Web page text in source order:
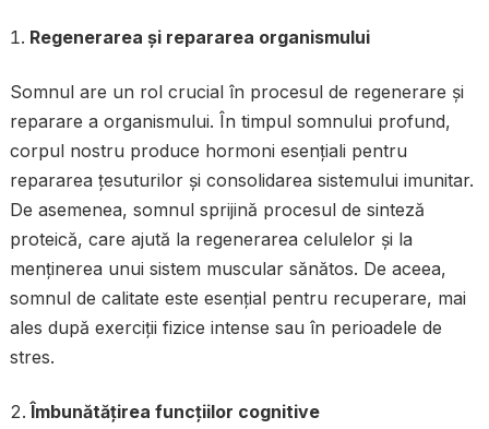
Regenerarea și repararea organismului
Somnul are un rol crucial în procesul de regenerare și
reparare a organismului. În timpul somnului profund,
corpul nostru produce hormoni esențiali pentru
repararea țesuturilor și consolidarea sistemului imunitar.
De asemenea, somnul sprijină procesul de sinteză
proteică, care ajută la regenerarea celulelor și la
menținerea unui sistem muscular sănătos. De aceea,
somnul de calitate este esențial pentru recuperare, mai
ales după exerciții fizice intense sau în perioadele de
stres.
Îmbunătățirea funcțiilor cognitive